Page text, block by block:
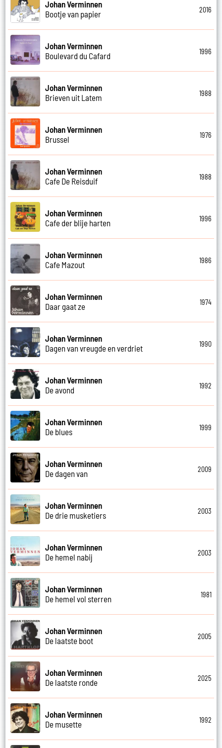
Johan Verminnen
Bootje van papier
2016
Johan Verminnen
Boulevard du Cafard
1996
Johan Verminnen
Brieven uit Latem
1988
Johan Verminnen
Brussel
1976
Johan Verminnen
Cafe De Reisduif
1988
Johan Verminnen
Cafe der blije harten
1996
Johan Verminnen
Cafe Mazout
1986
Johan Verminnen
Daar gaat ze
1974
Johan Verminnen
Dagen van vreugde en verdriet
1990
Johan Verminnen
De avond
1992
Johan Verminnen
De blues
1999
Johan Verminnen
De dagen van
2009
Johan Verminnen
De drie musketiers
2003
Johan Verminnen
De hemel nabij
2003
Johan Verminnen
De hemel vol sterren
1981
Johan Verminnen
De laatste boot
2005
Johan Verminnen
De laatste ronde
2025
Johan Verminnen
De musette
1992